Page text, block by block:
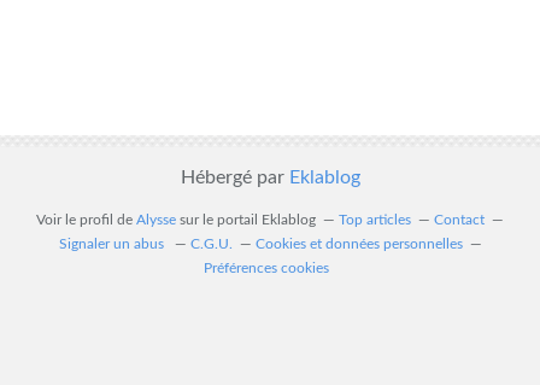
Hébergé par Eklablog
Voir le profil de Alysse sur le portail Eklablog Top articles
Contact
Signaler un abus
C.G.U.
Cookies et données personnelles
Préférences cookies